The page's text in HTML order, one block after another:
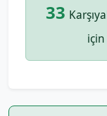
33